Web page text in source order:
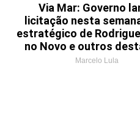
Via Mar: Governo
licitação nesta
estratégico de
no Novo e outros
Marcelo Lula